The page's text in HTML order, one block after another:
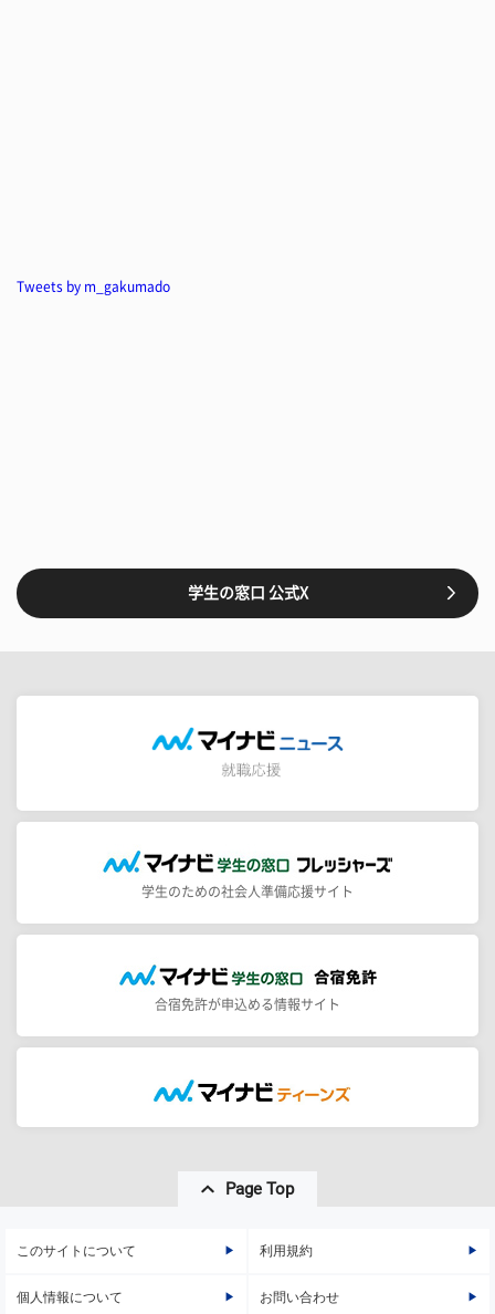
Tweets by m_gakumado
学生の窓口 公式X
学生のための社会人準備応援サイト
合宿免許が申込める情報サイト
Page Top
このサイトについて 利用規約
個人情報について お問い合わせ